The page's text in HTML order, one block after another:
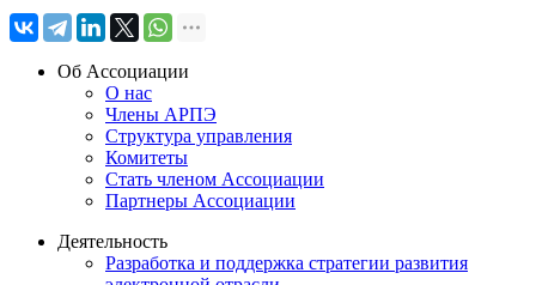
Об Ассоциации
О нас
Члены АРПЭ
Структура управления
Комитеты
Стать членом Ассоциации
Партнеры Ассоциации
Деятельность
Разработка и поддержка стратегии развития